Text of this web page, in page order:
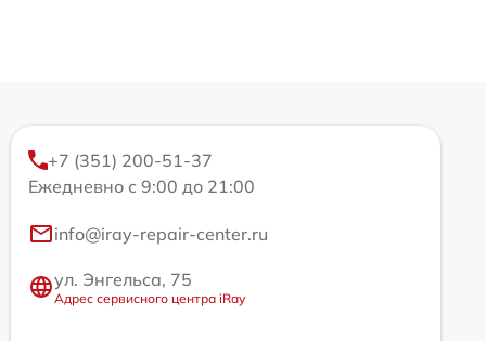
+7 (351) 200-51-37
Ежедневно с 9:00 до 21:00
info@iray-repair-center.ru
ул. Энгельса, 75
Адрес сервисного центра iRay